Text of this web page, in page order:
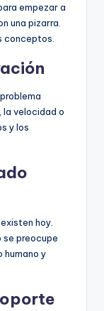
empezar a
una pizarra.
conceptos.
la velocidad o
y los
hoy.
se preocupe
humano y